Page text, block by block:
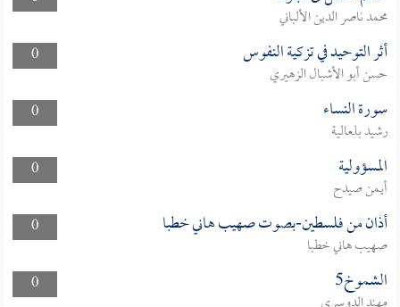
محمد ناصر الدين الألباني
0
أثر التوحيد في تزكية النفوس
حسن أبو الأشبال الزهيري
0
سورة النساء
رشيد بلعالية
0
المسؤولية
أيمن صيدح
0
أذان من فلسطين-بصوت صهيب هاني خطبا
صهيب هاني خطبا
0
الشموخ5